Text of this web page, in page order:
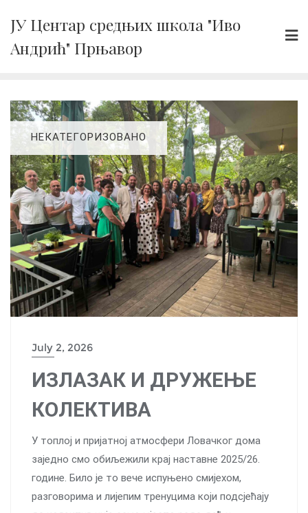
content
ЈУ Центар средњих школа "Иво
Андрић" Прњавор
НЕКАТЕГОРИЗОВАНО
July 2, 2026
ИЗЛАЗАК И ДРУЖЕЊЕ
КОЛЕКТИВА
У топлој и пријатној атмосфери Ловачког дома
заједно смо обиљежили крај наставне 2025/26.
године. Било је то вече испуњено смијехом,
разговорима и лијепим тренуцима који подсјећају